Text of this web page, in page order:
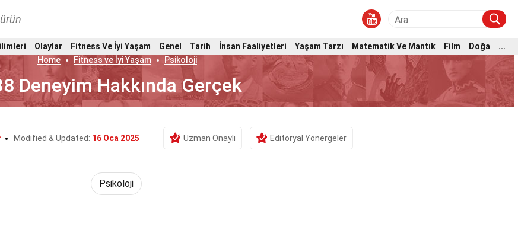
Olaylar Fitness Ve İyi Yaşam Genel Tarih İnsan Faaliyetleri Yaşam Tarzı Matematik Ve Mantık Film Doğa
...
Home
Fitness ve İyi Yaşam Psikoloji
Deneyim Hakkında Gerçek
Modified & Updated: 16 Oca 2025 Uzman Onaylı Editoryal Yönergeler
Psikoloji